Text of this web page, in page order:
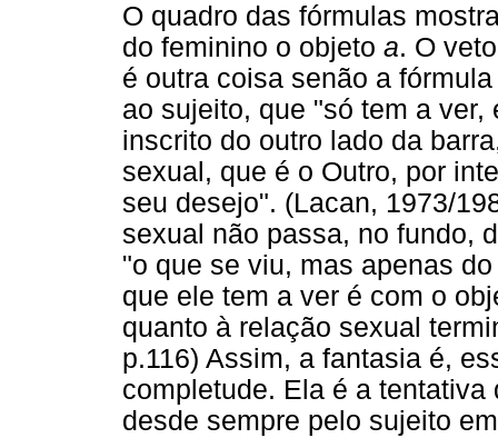
O quadro das fórmulas
do feminino o objeto a. O
é outra coisa senão a
ao sujeito, que "só tem a
inscrito do outro lado da
sexual, que é o Outro, por
seu desejo". (Lacan, 1973/
sexual não passa, no fundo,
"o que se viu, mas apenas
que ele tem a ver é com o
quanto à relação sexual
p.116) Assim, a fantasia é,
completude. Ela é a
desde sempre pelo sujeito